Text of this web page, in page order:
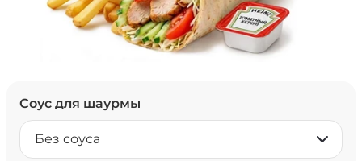
Соус для шаурмы
Без соуса